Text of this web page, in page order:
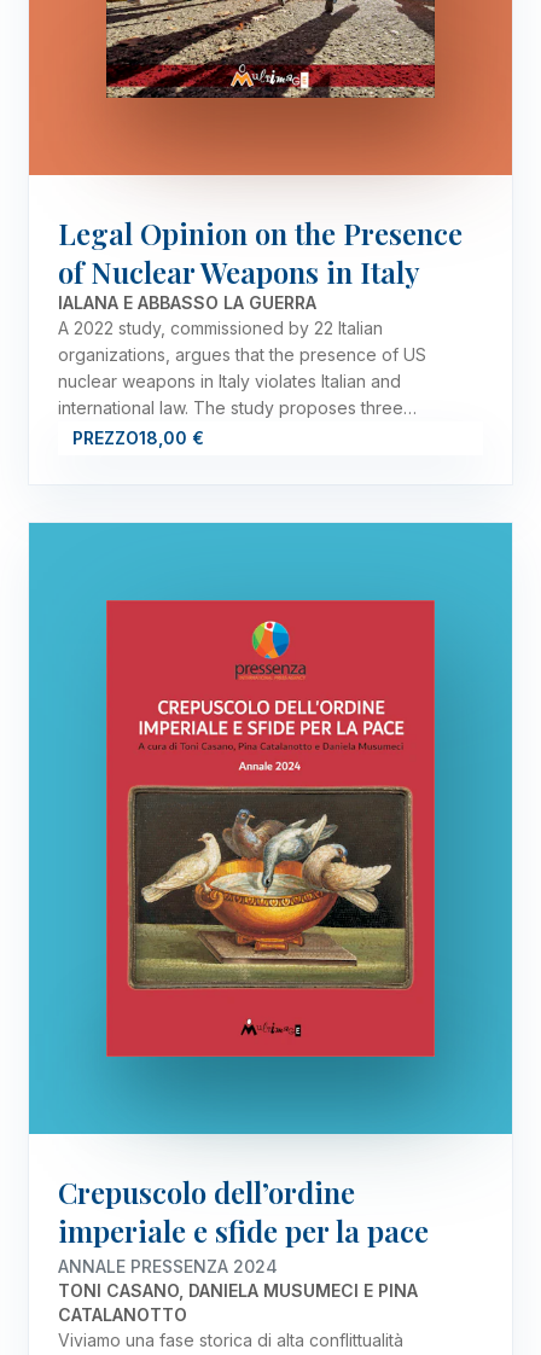
Legal Opinion on the Presence
of Nuclear Weapons in Italy
IALANA E ABBASSO LA GUERRA
A 2022 study, commissioned by 22 Italian
organizations, argues that the presence of US
nuclear weapons in Italy violates Italian and
international law. The study proposes three…
PREZZO18,00 €
Crepuscolo dell’ordine
imperiale e sfide per la pace
ANNALE PRESSENZA 2024
TONI CASANO, DANIELA MUSUMECI E PINA
CATALANOTTO
Viviamo una fase storica di alta conflittualità